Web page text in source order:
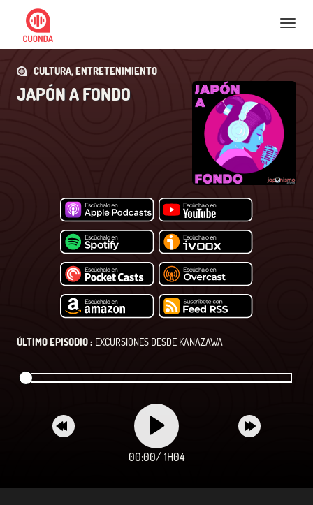
Nav
CULTURA, ENTRETENIMIENTO
JAPÓN A FONDO
ÚLTIMO EPISODIO : EXCURSIONES DESDE KANAZAWA
00:00/ 1H04